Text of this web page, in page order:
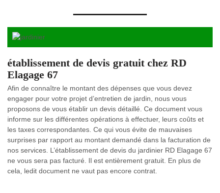
établissement de devis gratuit chez RD
Elagage 67
Afin de connaître le montant des dépenses que vous devez
engager pour votre projet d’entretien de jardin, nous vous
proposons de vous établir un devis détaillé. Ce document vous
informe sur les différentes opérations à effectuer, leurs coûts et
les taxes correspondantes. Ce qui vous évite de mauvaises
surprises par rapport au montant demandé dans la facturation de
nos services. L’établissement de devis du jardinier RD Elagage 67
ne vous sera pas facturé. Il est entièrement gratuit. En plus de
cela, ledit document ne vaut pas encore contrat.